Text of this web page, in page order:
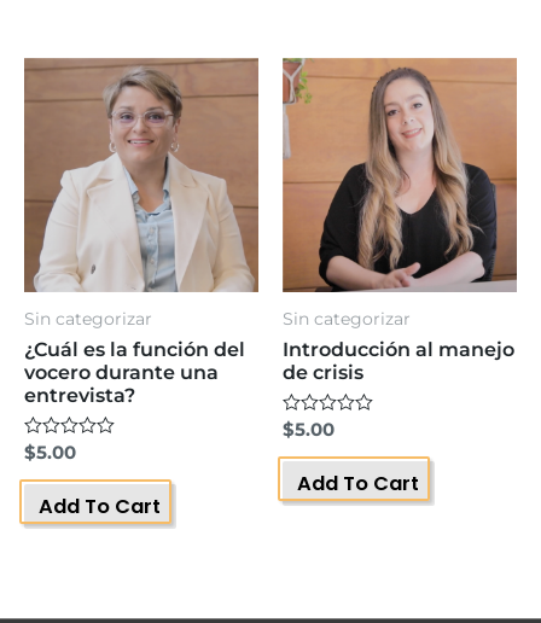
Sin categorizar
¿Cuál es la función del
vocero durante una
entrevista?
Valorado
0
5
$5.00
Add To Cart
Sin categorizar
Introducción al manejo
de crisis
Valorado
0
5
$5.00
Add To Cart